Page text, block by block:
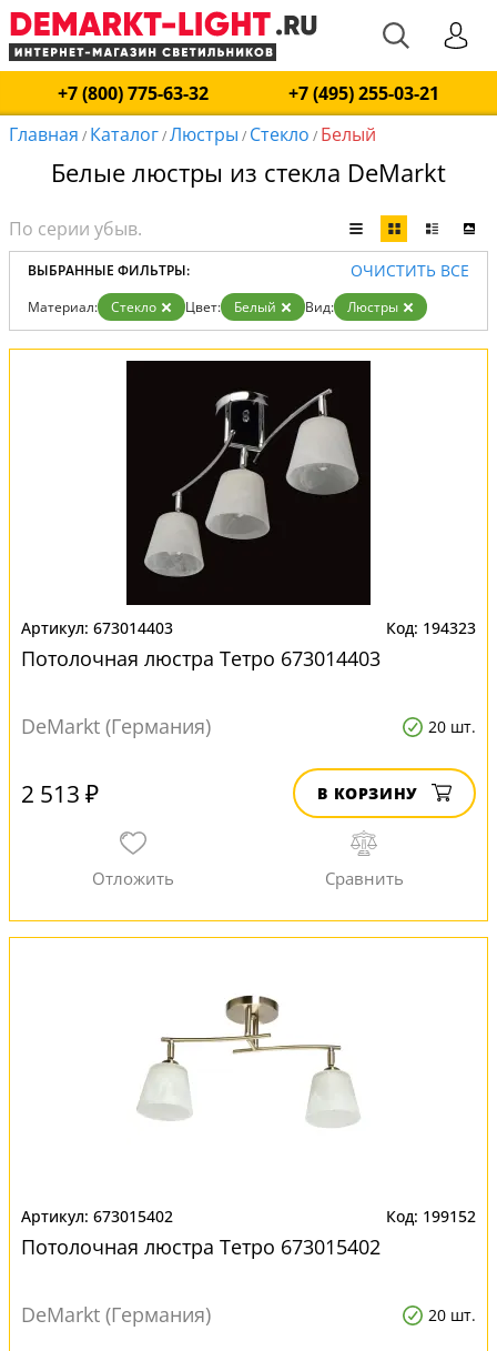
+7 (800) 775-63-32
+7 (495) 255-03-21
Главная / Каталог/Люстры / Стекло / Белый
Белые люстры из стекла DeMarkt
ВЫБРАННЫЕ ФИЛЬТРЫ: ОЧИСТИТЬ ВСЕ
Материал: Стекло Цвет: Белый Вид: Люстры
673014403 194323
Потолочная люстра Тетро 673014403
DeMarkt (Германия) 20 шт.
2 513 ₽ В КОРЗИНУ
673015402 199152
Потолочная люстра Тетро 673015402
DeMarkt (Германия) 20 шт.